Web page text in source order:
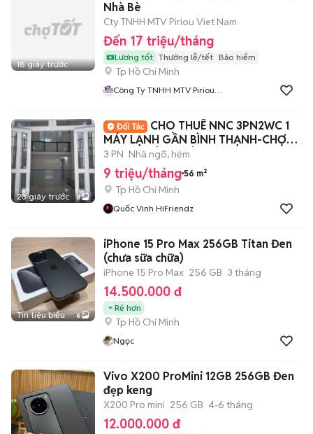
18 giây trước
Nhà Bè
Cty TNHH MTV Piriou Viet Nam
Đến 17 triệu/tháng
Lương tốt Thưởng lễ/tết Bảo hiểm
Tp Hồ Chí Minh
Công Ty TNHH MTV Piriou
23 giây trước 8
CHO THUÊ NNC 3PN2WC 1
MÁY LẠNH GẦN BÌNH THẠNH-CHỢ
HẠNH THÔNG TÂY
3 PN Nhà ngõ, hẻm
9 triệu/tháng 56 m²
Tp Hồ Chí Minh
Quốc Vinh HiFriendz
Tin tiêu biểu 6
iPhone 15 Pro Max 256GB Titan Đen
(chưa sữa chữa)
iPhone 15 Pro Max 256 GB 3 tháng
14.500.000 đ
Rẻ hơn
Tp Hồ Chí Minh
Ngọc
Vivo X200 ProMini 12GB 256GB Đen
đẹp keng
X200 Pro mini 256 GB 4-6 tháng
12.000.000 đ